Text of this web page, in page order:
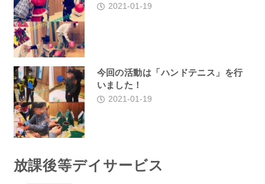
2021-01-19
今回の活動は「ハンドテニス」を行
いました！
2021-01-19
放課後等デイサービス